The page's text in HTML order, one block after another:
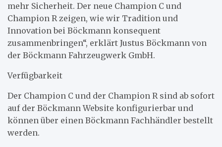
mehr Sicherheit. Der neue Champion C und
Champion R zeigen, wie wir Tradition und
Innovation bei Böckmann konsequent
zusammenbringen“, erklärt Justus Böckmann von
der Böckmann Fahrzeugwerk GmbH.
Verfügbarkeit
Der Champion C und der Champion R sind ab sofort
auf der Böckmann Website konfigurierbar und
können über einen Böckmann Fachhändler bestellt
werden.